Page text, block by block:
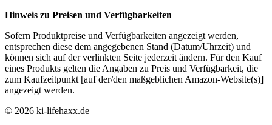
Hinweis zu Preisen und Verfügbarkeiten
Sofern Produktpreise und Verfügbarkeiten angezeigt werden,
entsprechen diese dem angegebenen Stand (Datum/Uhrzeit) und
können sich auf der verlinkten Seite jederzeit ändern. Für den Kauf
eines Produkts gelten die Angaben zu Preis und Verfügbarkeit, die
zum Kaufzeitpunkt [auf der/den maßgeblichen Amazon-Website(s)]
angezeigt werden.
© 2026 ki-lifehaxx.de